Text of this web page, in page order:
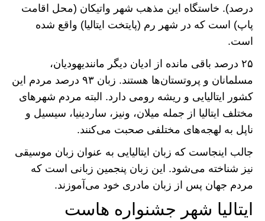
درصد). خاستگاه این مذهب شهر واتیکان (محل اقامت
پاپ) است که در شهر رم (پایتخت ایتالیا) واقع شده
است.
۲۵ درصد باقی مانده از ادیان دیگر مانند‌یهودیان،
مسلمانان و پروتستان‌ها هستند. زبان ۹۳ درصد مردم این
کشور ایتالیایی و ریشه رومی دارد. البته مردم شهر‌های
مختلف ایتالیا از جمله میلان، ونیز، ساردینیا، سیسیل و
ناپل به لهجه‌های مختلفی صحبت می‌کنند.
جالب اینجاست که زبان ایتالیایی به عنوان زبان موسیقی
نیز شناخته می‌شود. این زبان پنجمین زبانی است که
مردم جهان پس از زبان مادری خود می‌آموزند.
ایتالیا شهر جشنواره هاست